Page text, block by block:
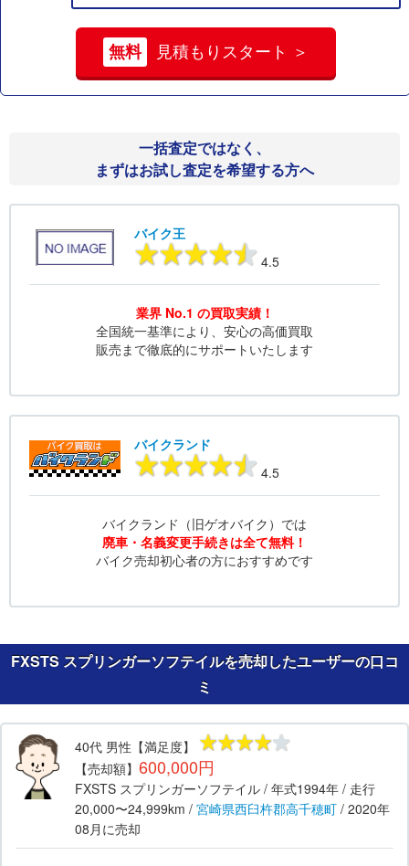
無料 見積もりスタート ＞
一括査定ではなく、
まずはお試し査定を希望する方へ
バイク王
4.5
業界 No.1 の買取実績！
全国統一基準により、安心の高価買取
販売まで徹底的にサポートいたします
バイクランド
4.5
バイクランド（旧ゲオバイク）では
廃車・名義変更手続きは全て無料！
バイク売却初心者の方におすすめです
FXSTS スプリンガーソフテイルを売却したユーザーの口コ
ミ
40代 男性 【満足度】
【売却額】 600,000円
FXSTS スプリンガーソフテイル / 年式1994年 / 走行
20,000〜24,999km / 宮崎県西臼杵郡高千穂町 / 2020年
08月 に売却